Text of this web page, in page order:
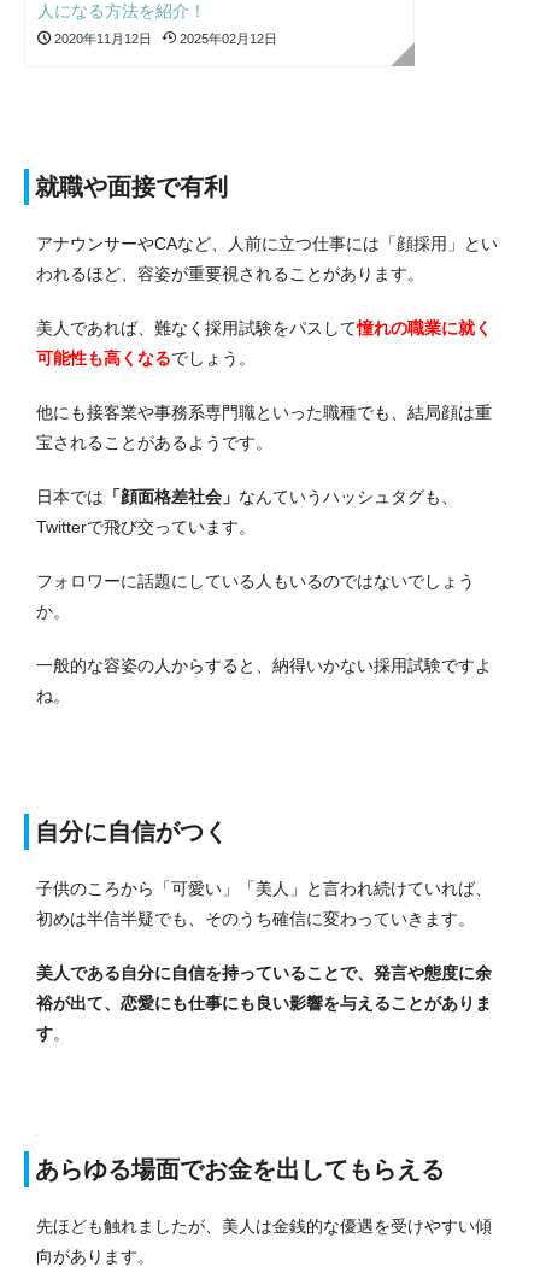
人になる方法を紹介！
2020年11月12日 2025年02月12日
就職や面接で有利
アナウンサーやCAなど、人前に立つ仕事には「顔採用」とい
われるほど、容姿が重要視されることがあります。
美人であれば、難なく採用試験をパスして憧れの職業に就く
可能性も高くなるでしょう。
他にも接客業や事務系専門職といった職種でも、結局顔は重
宝されることがあるようです。
日本では 「顔面格差社会」 なんていうハッシュタグも、
Twitterで飛び交っています。
フォロワーに話題にしている人もいるのではないでしょう
か。
一般的な容姿の人からすると、納得いかない採用試験ですよ
ね。
自分に自信がつく
子供のころから「可愛い」「美人」と言われ続けていれば、
初めは半信半疑でも、そのうち確信に変わっていきます。
美人である自分に自信を持っていることで、発言や態度に余
裕が出て、恋愛にも仕事にも良い影響を与えることがありま
す。
あらゆる場面でお金を出してもらえる
先ほども触れましたが、美人は金銭的な優遇を受けやすい傾
向があります。